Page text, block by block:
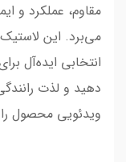
مقاوم، عملکرد و
می‌برد. این لاستیک
انتخابی ایده‌آل
دهید و لذت
ویدئویی محصول